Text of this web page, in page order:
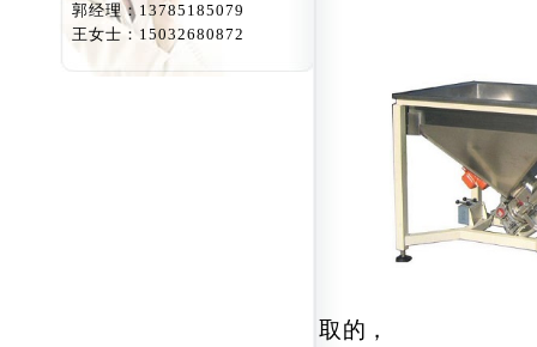
郭经理：13785185079
王女士：15032680872
取的，